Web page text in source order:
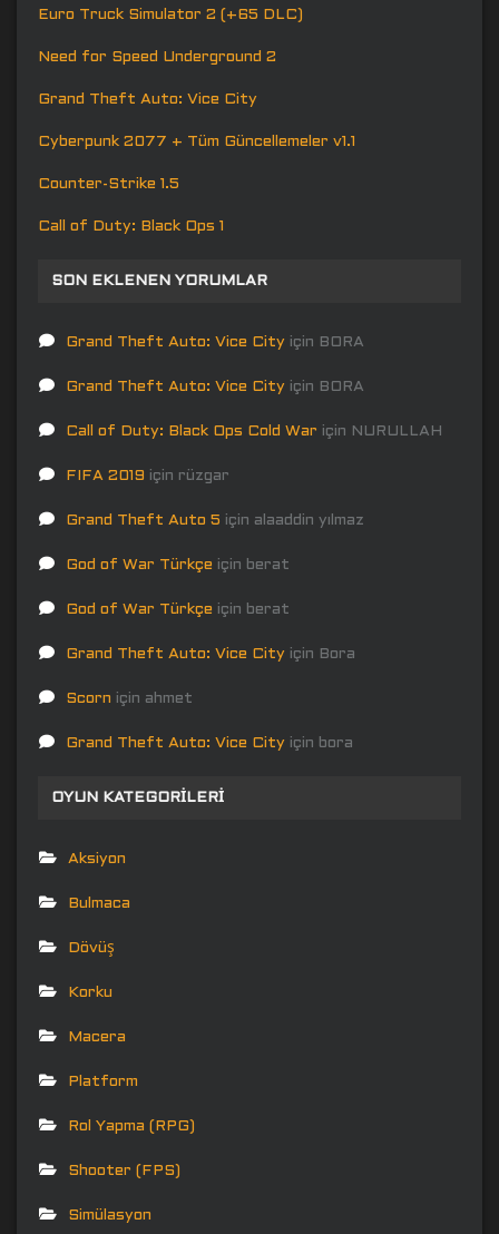
Euro Truck Simulator 2 (+65 DLC)
Need for Speed Underground 2
Grand Theft Auto: Vice City
Cyberpunk 2077 + Tüm Güncellemeler v1.1
Counter-Strike 1.5
Call of Duty: Black Ops 1
SON EKLENEN YORUMLAR
Grand Theft Auto: Vice City için BORA
Grand Theft Auto: Vice City için BORA
Call of Duty: Black Ops Cold War için NURULLAH
FIFA 2019 için rüzgar
Grand Theft Auto 5 için alaaddin yılmaz
God of War Türkçe için berat
God of War Türkçe için berat
Grand Theft Auto: Vice City için Bora
Scorn için ahmet
Grand Theft Auto: Vice City için bora
OYUN KATEGORILERI
Aksiyon
Bulmaca
Dövüş
Korku
Macera
Platform
Rol Yapma (RPG)
Shooter (FPS)
Simülasyon